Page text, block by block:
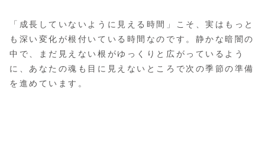
「成長していないように見える時間」こそ、実はもっと
も深い変化が根付いている時間なのです。静かな暗闇の
中で、まだ見えない根がゆっくりと広がっているよう
に、あなたの魂も目に見えないところで次の季節の準備
を進めています。